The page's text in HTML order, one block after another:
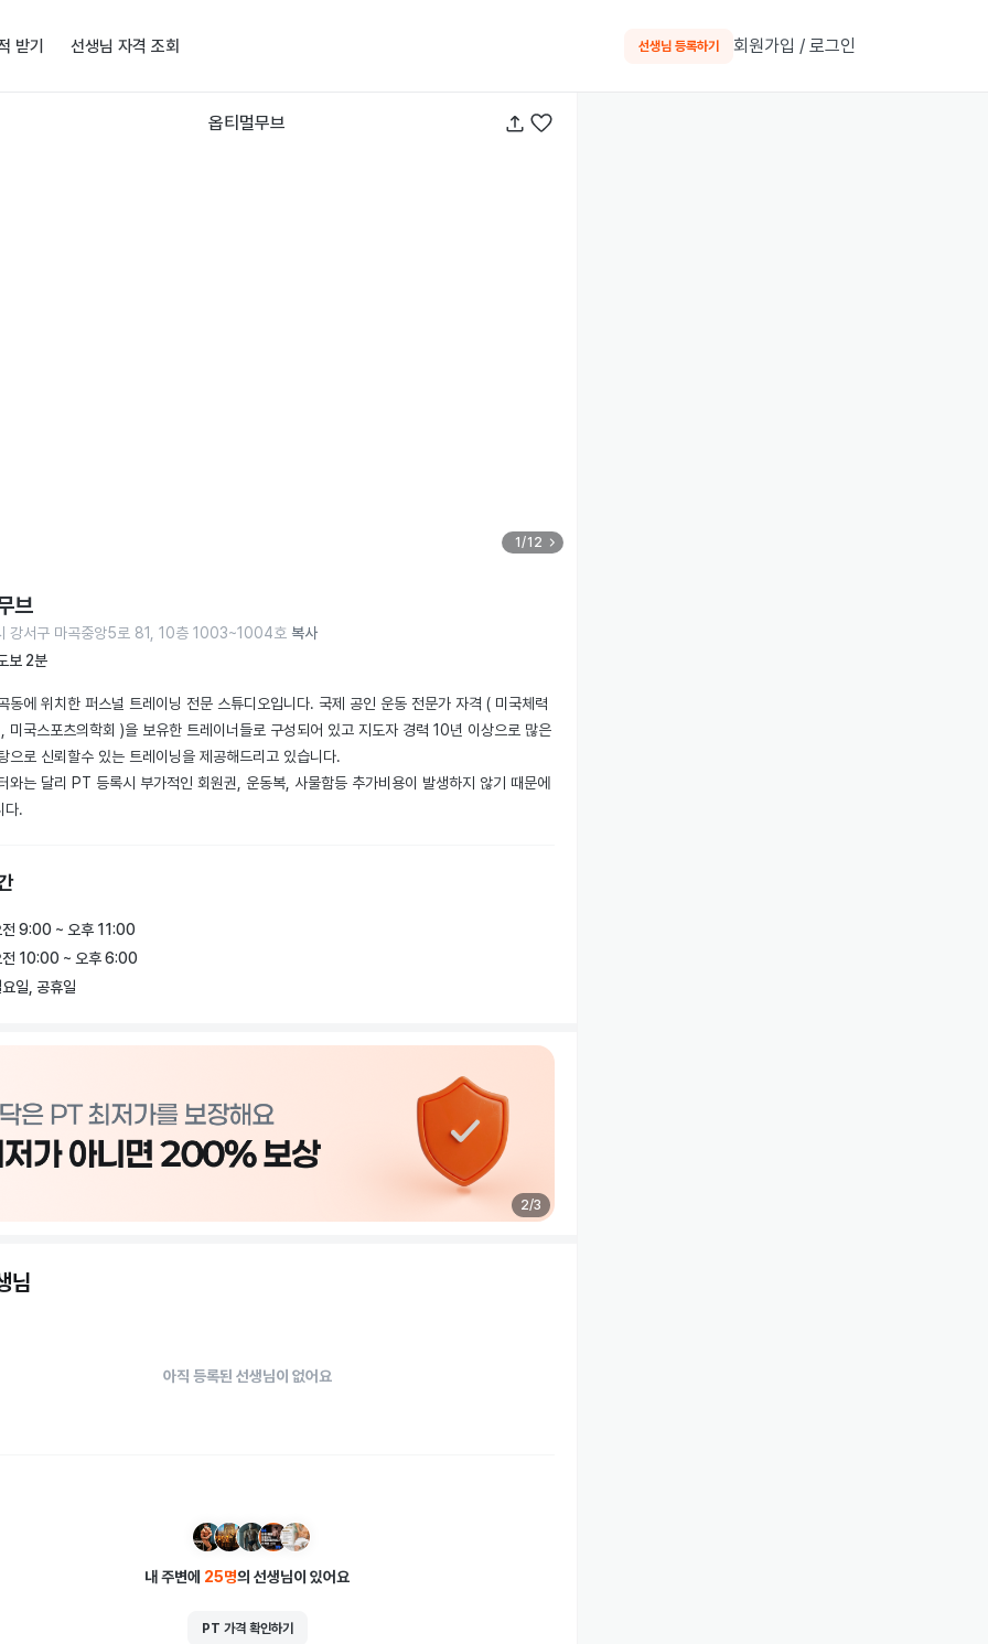
받기 선생님 자격 조회 선생님 등록하기 회원가입 / 로그인
옵티멀무브
1/12
브
강서구 마곡중앙5로 81, 10층 1003~1004호 복사
보 2분
동에 위치한 퍼스널 트레이닝 전문 스튜디오입니다. 국제 공인 운동 전문가 자격 ( 미국체력
미국스포츠의학회 )을 보유한 트레이너들로 구성되어 있고 지도자 경력 10년 이상으로 많은
으로 신뢰할수 있는 트레이닝을 제공해드리고 있습니다.
와는 달리 PT 등록시 부가적인 회원권, 운동복, 사물함등 추가비용이 발생하지 않기 때문에
전 9:00 ~ 오후 11:00
전 10:00 ~ 오후 6:00
일, 공휴일
2/3
님
아직 등록된 선생님이 없어요
내 주변에 25명의 선생님이 있어요
PT 가격 확인하기